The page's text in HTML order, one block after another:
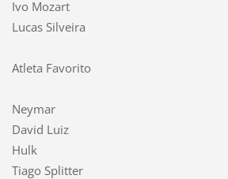
Ivo Mozart
Lucas Silveira
Atleta Favorito
Neymar
David Luiz
Hulk
Tiago Splitter